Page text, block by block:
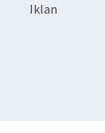
Iklan